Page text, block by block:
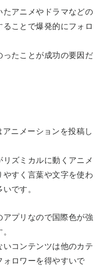
アニメやドラマなどの
ことで爆発的にフォロ
ったことが成功の要因だ
ニメーションを投稿し
ズミカルに動くアニメ
すく言葉や文字を使わ
です。
プリなので国際色が強
コンテンツは他のカテ
ォロワーを得やすいで